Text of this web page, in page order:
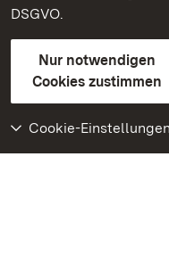
DSGVO.
Nur notwendigen
Cookies zustimmen
Cookie-
Kontakt
Gebärdensprache
Erklärung zur
BITV-konform (geprüfte
Weiteres